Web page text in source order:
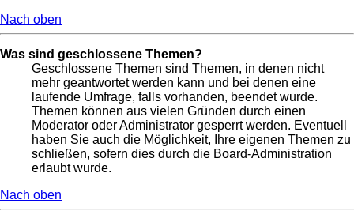
Nach oben
Was sind geschlossene Themen?
Geschlossene Themen sind Themen, in denen nicht
mehr geantwortet werden kann und bei denen eine
laufende Umfrage, falls vorhanden, beendet wurde.
Themen können aus vielen Gründen durch einen
Moderator oder Administrator gesperrt werden. Eventuell
haben Sie auch die Möglichkeit, Ihre eigenen Themen zu
schließen, sofern dies durch die Board-Administration
erlaubt wurde.
Nach oben